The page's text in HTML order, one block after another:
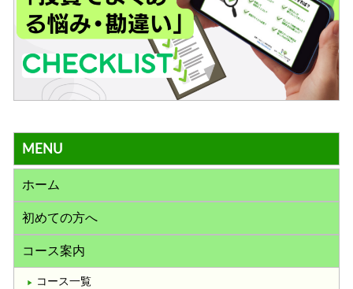
MENU
ホーム
初めての方へ
コース案内
コース一覧